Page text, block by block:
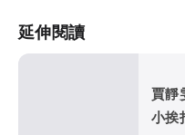
延伸閱讀
賈靜
小挨